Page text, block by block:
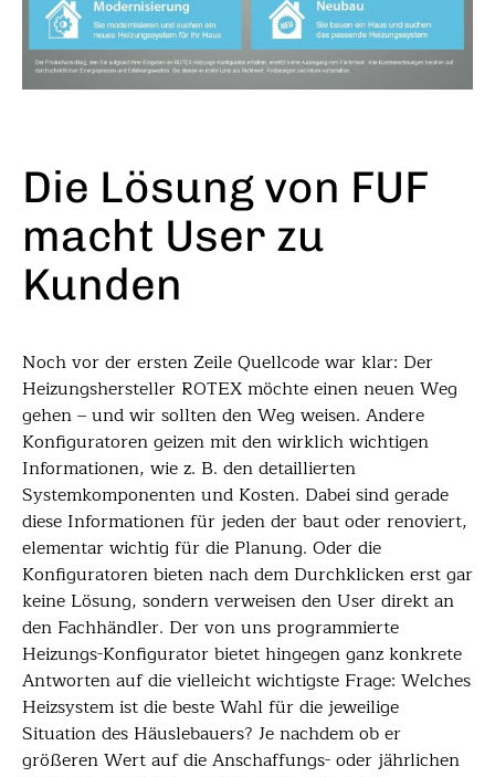
Die Lösung von FUF
macht User zu
Kunden
Noch vor der ersten Zeile Quellcode war klar: Der
Heizungshersteller ROTEX möchte einen neuen Weg
gehen – und wir sollten den Weg weisen. Andere
Konfiguratoren geizen mit den wirklich wichtigen
Informationen, wie z. B. den detaillierten
Systemkomponenten und Kosten. Dabei sind gerade
diese Informationen für jeden der baut oder renoviert,
elementar wichtig für die Planung. Oder die
Konfiguratoren bieten nach dem Durchklicken erst gar
keine Lösung, sondern verweisen den User direkt an
den Fachhändler. Der von uns programmierte
Heizungs-Konfigurator bietet hingegen ganz konkrete
Antworten auf die vielleicht wichtigste Frage: Welches
Heizsystem ist die beste Wahl für die jeweilige
Situation des Häuslebauers? Je nachdem ob er
größeren Wert auf die Anschaffungs- oder jährlichen